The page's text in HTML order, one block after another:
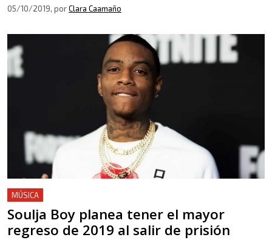
05/10/2019, porClara Caamaño
MÚSICA
Soulja Boy planea tener el mayor
regreso de 2019 al salir de prisión